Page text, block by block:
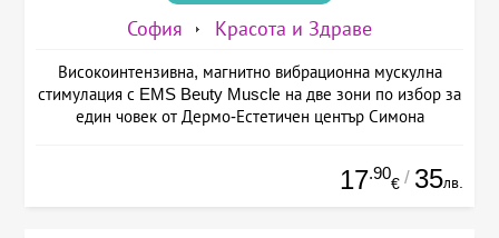
София Красота и Здраве
Високоинтензивна, магнитно вибрационна мускулна
стимулация с EMS Beuty Musclе на две зони по избор за
един човек от Дермо-Естетичен център Симона
17.90
€ / 35лв.